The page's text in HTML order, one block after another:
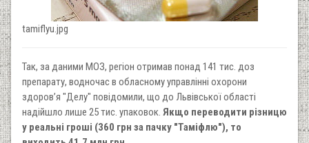
tamiflyu.jpg
Так, за даними МОЗ, регіон отримав понад 141 тис. доз
препарату, водночас в обласному управлінні охорони
здоров’я "Делу" повідомили, що до Львівської області
надійшло лише 25 тис. упаковок. Якщо переводити різницю
у реальні гроші (360 грн за пачку "Таміфлю"), то